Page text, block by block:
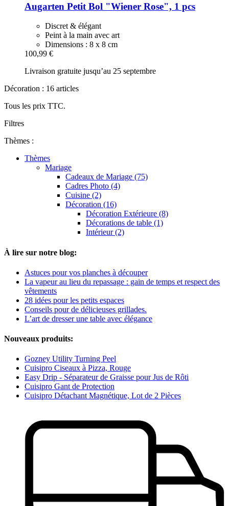
Augarten Petit Bol "Wiener Rose", 1 pcs
Discret & élégant
Peint à la main avec art
Dimensions : 8 x 8 cm
100,99 €
Livraison gratuite jusqu’au 25 septembre
Décoration : 16 articles
Tous les prix TTC.
Filtres
Thèmes :
Thèmes
Mariage
Cadeaux de Mariage (75)
Cadres Photo (4)
Cuisine (2)
Décoration (16)
Décoration Extérieure (8)
Décorations de table (1)
Intérieur (2)
À lire sur notre blog:
Astuces pour vos planches à découper
La vapeur au lieu du repassage : gain de temps et respect des
vêtements
28 idées pour les petits espaces
Conseils pour de délicieuses grillades.
L’art de dresser une table avec élégance
Nouveaux produits:
Gozney Utility Turning Peel
Cuisipro Ciseaux à Pizza, Rouge
Easy Drip - Séparateur de Graisse pour Jus de Rôti
Cuisipro Gant de Protection
Cuisipro Détachant Magnétique, Lot de 2 Pièces